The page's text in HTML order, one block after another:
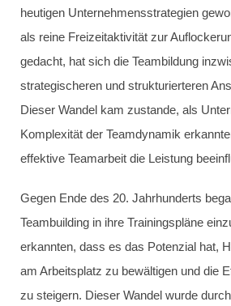
heutigen Unternehmensstrategien
als reine Freizeitaktivität zur
gedacht, hat sich die Teambildung
strategischeren und strukturierteren
Dieser Wandel kam zustande, als
Komplexität der Teamdynamik
effektive Teamarbeit die Leistung
Gegen Ende des 20. Jahrhunderts
Teambuilding in ihre Trainingspläne
erkannten, dass es das Potenzial hat,
am Arbeitsplatz zu bewältigen und die
zu steigern. Dieser Wandel wurde